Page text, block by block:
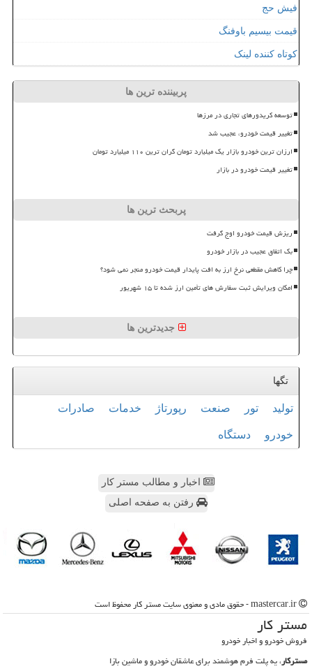
فیش حج
قیمت بیسیم باوفنگ
کوتاه کننده لینک
پربیننده ترین ها
توسعه کریدورهای تجاری در مرزها
تغییر قیمت خودرو، عجیب شد
ارزان ترین خودرو بازار یک میلیارد تومان گران ترین ۱۱۰ میلیارد تومان
تغییر قیمت خودرو در بازار
پربحث ترین ها
ریزش قیمت خودرو اوج گرفت
بک اتفاق عجیب در بازار خودرو
چرا کاهش مقطعی نرخ ارز به افت پایدار قیمت خودرو منجر نمی شود؟
امکان ویرایش ثبت سفارش های تأمین ارز شده تا ۱۵ شهریور
جدیدترین ها
تگها
تولید تور صنعت رپورتاژ خدمات صادرات
خودرو دستگاه
اخبار و مطالب مستر کار
رفتن به صفحه اصلی
مستر كار
فروش خودرو و اخبار خودرو
مسترکار، یه پلت فرم هوشمند برای عاشقان خودرو و ماشین بازا